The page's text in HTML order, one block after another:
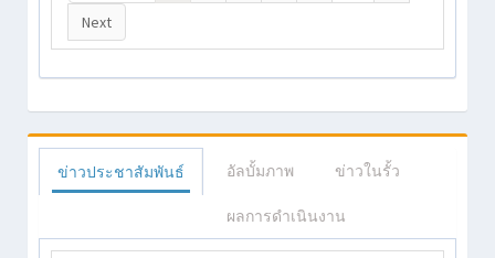
Next
ข่าวประชาสัมพันธ์ อัลบั้มภาพ ข่าวในรั้ว
ผลการดำเนินงาน